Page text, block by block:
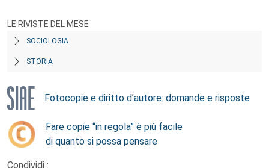
LE RIVISTE DEL MESE
SOCIOLOGIA
STORIA
Fotocopie e diritto d’autore: domande e risposte
Fare copie “in regola” è più facile
di quanto si possa pensare
Condividi :